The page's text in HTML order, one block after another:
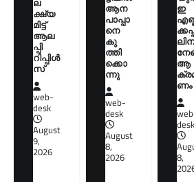
ല
ക്ഷ്യ
മിട്ട്
ആല
പ്പി
റിപ്പിൾ
സ്
web-
desk
August
9,
2026
ആന
പാപ്പാ
നെ
കു
ത്തി
ക്കൊ
ന്നു
web-
desk
August
8,
2026
ഇ
ആ
ണം
desk
8,